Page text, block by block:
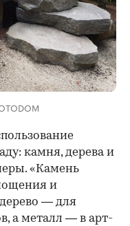
камня, дерева и
«Камень
и
— для
а металл — в арт-